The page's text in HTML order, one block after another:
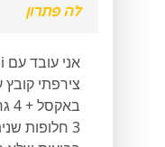
לה פתרון
אני עובד עם webi
צירפתי קובץ
באקסל + 4 גרפים
3 חלופות